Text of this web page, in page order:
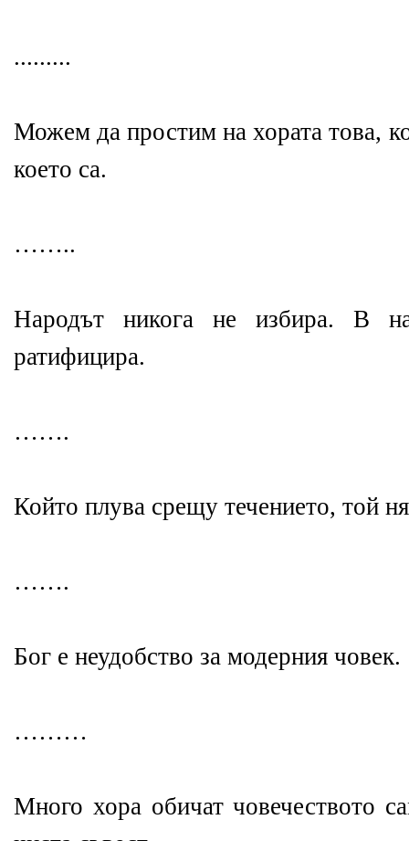
.........
Можем да простим на хората това,
което са.
……..
Народът никога не избира. В
ратифицира.
…….
Който плува срещу течението, той
…….
Бог е неудобство за модерния човек.
………
Много хора обичат човечеството